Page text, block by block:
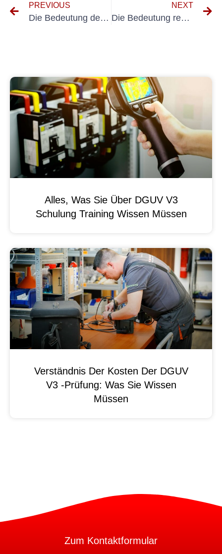
PREVIOUS
Die Bedeutung der Inspektion elektrischer Systeme für die Veranstaltungskoordination
NEXT
Die Bedeutung regelmäßiger Tests mobiler Catering-Geräte
Alles, Was Sie Über DGUV V3
Schulung Training Wissen Müssen
Verständnis Der Kosten Der DGUV
V3 -Prüfung: Was Sie Wissen
Müssen
Zum Kontaktformular